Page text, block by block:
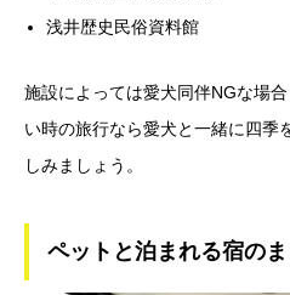
浅井歴史民俗資料館
施設によっては愛犬同伴NGな場
い時の旅行なら愛犬と一緒に四季
しみましょう。
ペットと泊まれる宿の